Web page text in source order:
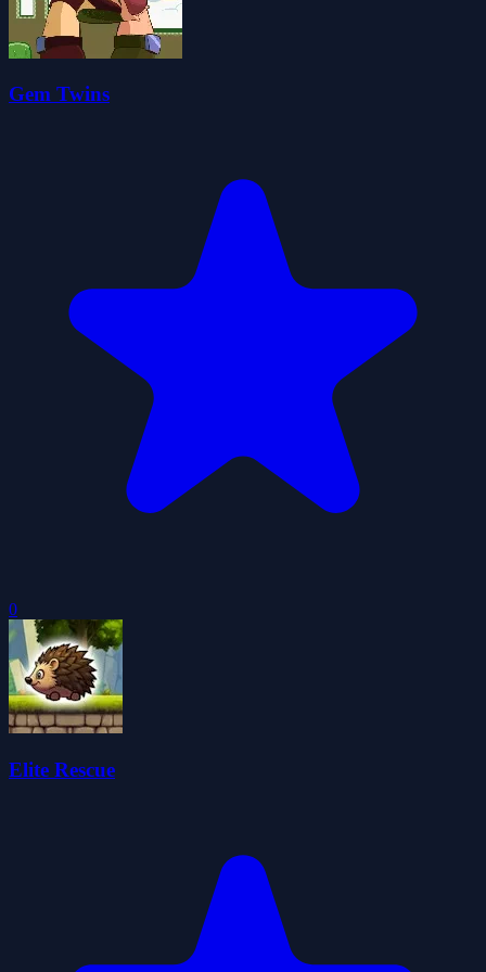
Gem Twins
0
Elite Rescue